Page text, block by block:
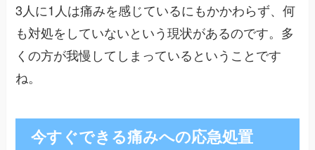
3人に1人は痛みを感じているにもかかわらず、何
も対処をしていないという現状があるのです。多
くの方が我慢してしまっているということです
ね。
今すぐできる痛みへの応急処置